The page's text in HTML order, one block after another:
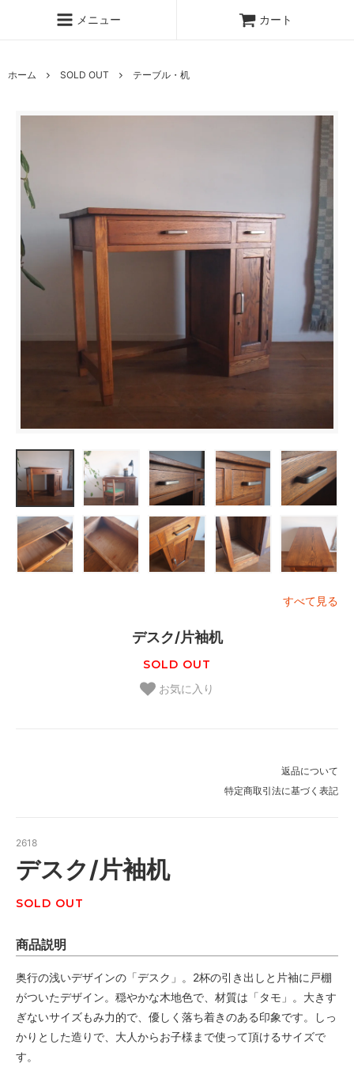
メニュー カート
ホーム SOLD OUT テーブル・机
すべて見る
デスク/片袖机
SOLD OUT
お気に入り
返品について
特定商取引法に基づく表記
2618
デスク/片袖机
SOLD OUT
商品説明
奥行の浅いデザインの「デスク」。2杯の引き出しと片袖に戸棚
がついたデザイン。穏やかな木地色で、材質は「タモ」。大きす
ぎないサイズもみ力的で、優しく落ち着きのある印象です。しっ
かりとした造りで、大人からお子様まで使って頂けるサイズで
す。